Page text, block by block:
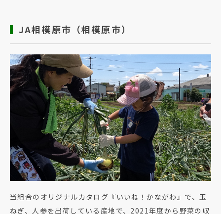
JA相模原市（相模原市）
当組合のオリジナルカタログ『いいね！かながわ』で、玉
ねぎ、人参を出荷している産地で、2021年度から野菜の収